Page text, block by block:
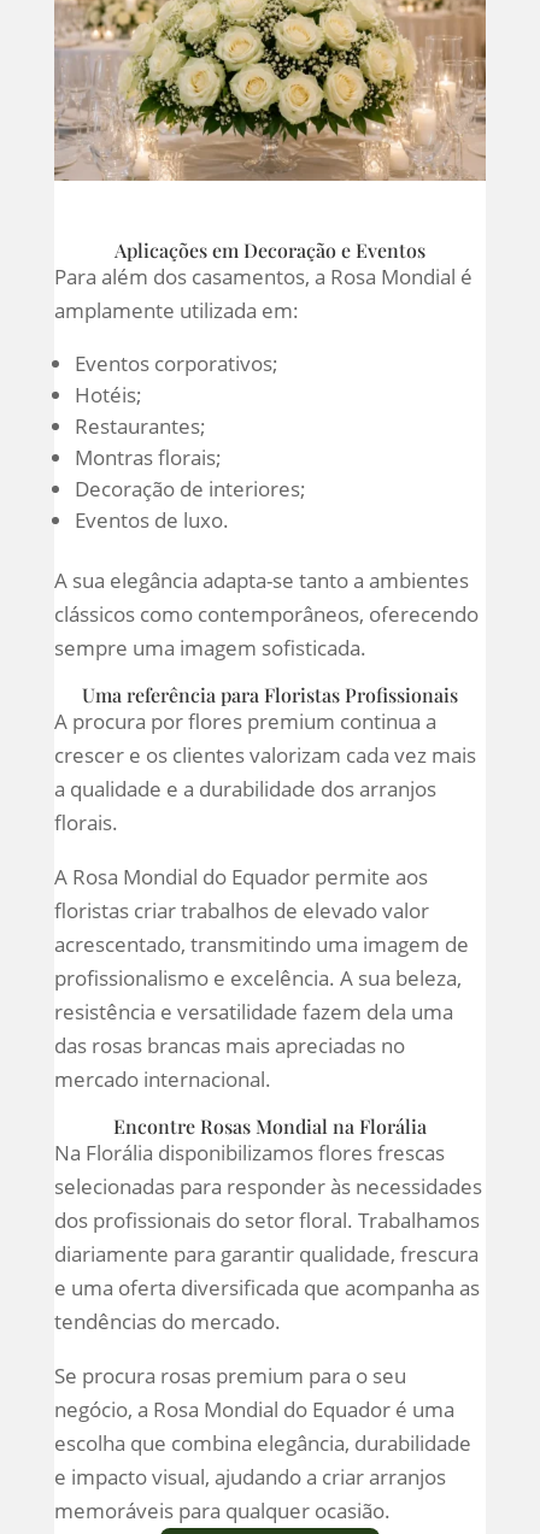
Aplicações em Decoração e Eventos
Para além dos casamentos, a Rosa Mondial é
amplamente utilizada em:
Eventos corporativos;
Hotéis;
Restaurantes;
Montras florais;
Decoração de interiores;
Eventos de luxo.
A sua elegância adapta-se tanto a ambientes
clássicos como contemporâneos, oferecendo
sempre uma imagem sofisticada.
Uma referência para Floristas Profissionais
A procura por flores premium continua a
crescer e os clientes valorizam cada vez mais
a qualidade e a durabilidade dos arranjos
florais.
A Rosa Mondial do Equador permite aos
floristas criar trabalhos de elevado valor
acrescentado, transmitindo uma imagem de
profissionalismo e excelência. A sua beleza,
resistência e versatilidade fazem dela uma
das rosas brancas mais apreciadas no
mercado internacional.
Encontre Rosas Mondial na Florália
Na Florália disponibilizamos flores frescas
selecionadas para responder às necessidades
dos profissionais do setor floral. Trabalhamos
diariamente para garantir qualidade, frescura
e uma oferta diversificada que acompanha as
tendências do mercado.
Se procura rosas premium para o seu
negócio, a Rosa Mondial do Equador é uma
escolha que combina elegância, durabilidade
e impacto visual, ajudando a criar arranjos
memoráveis para qualquer ocasião.